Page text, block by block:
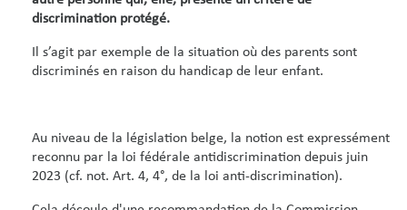
discrimination protégé.
Il s’agit par exemple de la situation où des parents sont
discriminés en raison du handicap de leur enfant.
Au niveau de la législation belge, la notion est expressément
reconnu par la loi fédérale antidiscrimination depuis juin
2023 (cf. not. Art. 4, 4°, de la loi anti-discrimination).